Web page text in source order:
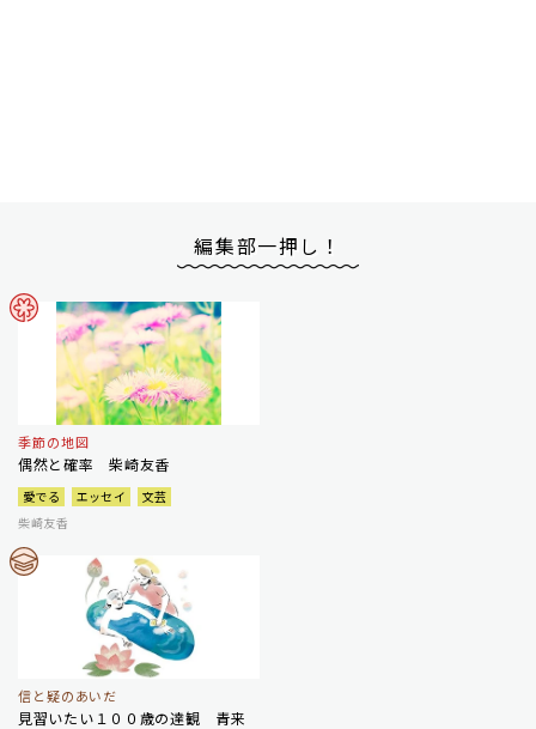
編集部一押し！
季節の地図
偶然と確率 柴崎友香
愛でる エッセイ
文芸
柴崎友香
信と疑のあいだ
見習いたい１００歳の達観 青来